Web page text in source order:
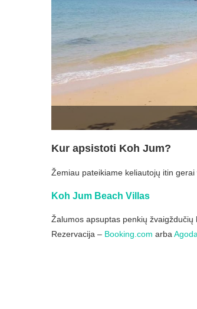
Kur apsistoti Koh Jum?
Žemiau pateikiame keliautojų itin
Koh Jum Beach Villas
Žalumos apsuptas penkių
Rezervacija – Booking.com arba Agoda